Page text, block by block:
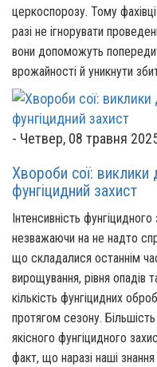
церкоспорозу. Тому фахівці
разі не ігнорувати
вони допоможуть
врожайності й уникнути
- Четвер, 08 травня
Хвороби сої: виклики
фунгіцидний захист
Інтенсивність
незважаючи на не надто
що складалися останнім
вирощування, рівня опадів
кількість фунгіцидних
протягом сезону.
якісного фунгіцидного
факт, що наразі наші